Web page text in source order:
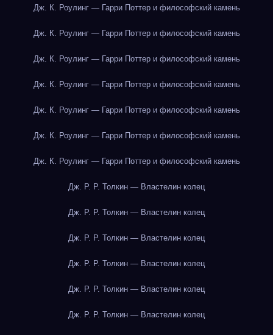
Дж. К. Роулинг — Гарри Поттер и философский камень
Дж. К. Роулинг — Гарри Поттер и философский камень
Дж. К. Роулинг — Гарри Поттер и философский камень
Дж. К. Роулинг — Гарри Поттер и философский камень
Дж. К. Роулинг — Гарри Поттер и философский камень
Дж. К. Роулинг — Гарри Поттер и философский камень
Дж. К. Роулинг — Гарри Поттер и философский камень
Дж. Р. Р. Толкин — Властелин колец
Дж. Р. Р. Толкин — Властелин колец
Дж. Р. Р. Толкин — Властелин колец
Дж. Р. Р. Толкин — Властелин колец
Дж. Р. Р. Толкин — Властелин колец
Дж. Р. Р. Толкин — Властелин колец